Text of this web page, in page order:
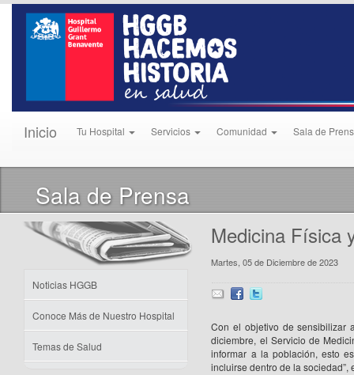
Inicio Tu Hospital Servicios Comunidad Sala de
Sala de Prensa
Noticias HGGB
Conoce Más de Nuestro Hospital
Temas de Salud
Medicina Física
Martes, 05 de Diciembre de 2023
Con el objetivo de sensibilizar
diciembre, el Servicio de
informar a la población, esto
incluirse dentro de la